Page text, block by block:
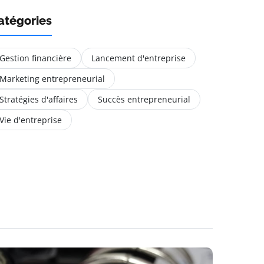
financière
Lancement d'entreprise
entrepreneurial
d'affaires
Succès entrepreneurial
d'entreprise